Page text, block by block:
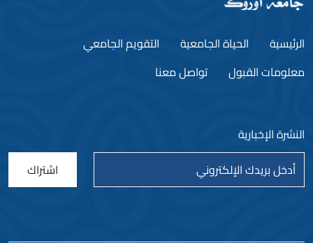
الرئيسية الحياة الجامعية
التقويم الجامعي
معلومات القبول
تواصل معنا
النشرة الإخبارية
اشتراك